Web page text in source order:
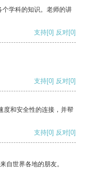
学科的知识。老师的讲
支持[0] 反对[0]
支持[0] 反对[0]
度和安全性的连接，并帮
支持[0] 反对[0]
自世界各地的朋友。